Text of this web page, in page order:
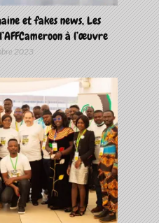
et fakes news, Les
à l’œuvre
2023